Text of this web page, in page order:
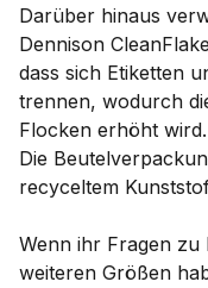
Darüber hinaus
Dennison
dass sich Etiketten
trennen, wodurch
Flocken erhöht wird.
Die
recyceltem
Wenn ihr Fragen
weiteren Größen